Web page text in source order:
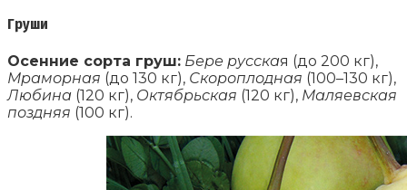
Груши
Осенние сорта груш: Бере русская (до 200 кг),
Мраморная (до 130 кг), Скороплодная (100–130 кг),
Любина (120 кг), Октябрьская (120 кг), Маляевская
поздняя (100 кг).